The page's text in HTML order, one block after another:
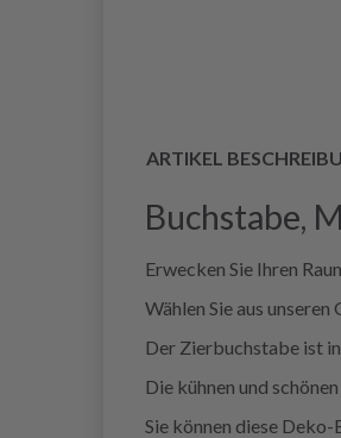
ARTIKEL
Buchstabe,
Erwecken Sie Ihren
Wählen Sie aus
Der Zierbuchstabe ist
Die kühnen und
Sie können diese